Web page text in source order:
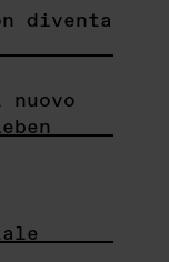
diventa